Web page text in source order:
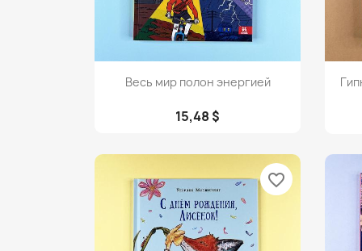
Просмотр
Весь мир полон энергией
15,48 $
favorite_border